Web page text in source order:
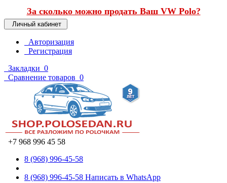
За сколько можно продать Ваш VW Polo?
Личный кабинет
Авторизация
Регистрация
Закладки 0
Сравнение товаров 0
+7 968 996 45 58
8 (968) 996-45-58
8 (968) 996-45-58 Написать в WhatsApp